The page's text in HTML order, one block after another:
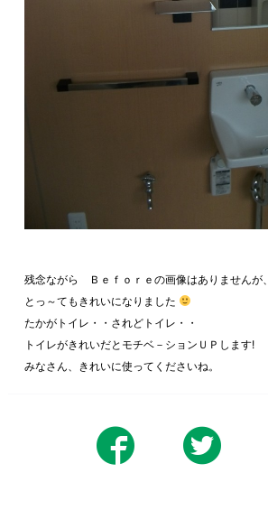
残念ながら Ｂｅｆｏｒｅの画像はありませんが、
とっ～てもきれいになりました
たかがトイレ・・されどトイレ・・
トイレがきれいだとモチベ－ションＵＰします!
みなさん、きれいに使ってくださいね。